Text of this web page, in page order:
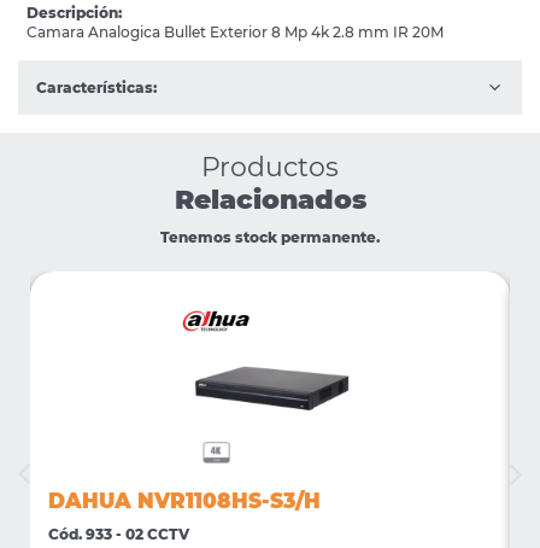
Descripción:
Camara Analogica Bullet Exterior 8 Mp 4k 2.8 mm IR 20M
Características:
Productos
Relacionados
Tenemos stock permanente.
DAHUA NVR1108HS-S3/H
Cód. 933 - 02 CCTV